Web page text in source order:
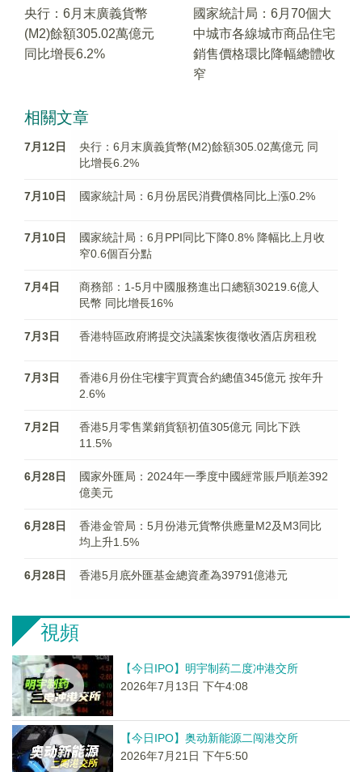
央行：6月末廣義貨幣
(M2)餘額305.02萬億元
同比增長6.2%
國家統計局：6月70個大
中城市各線城市商品住宅
銷售價格環比降幅總體收
窄
相關文章
7月12日
央行：6月末廣義貨幣(M2)餘額305.02萬億元 同
比增長6.2%
7月10日 國家統計局：6月份居民消費價格同比上漲0.2%
7月10日
國家統計局：6月PPI同比下降0.8% 降幅比上月收
窄0.6個百分點
7月4日
商務部：1-5月中國服務進出口總額30219.6億人
民幣 同比增長16%
7月3日 香港特區政府將提交決議案恢復徵收酒店房租稅
7月3日
香港6月份住宅樓宇買賣合約總值345億元 按年升
2.6%
7月2日
香港5月零售業銷貨額初值305億元 同比下跌
11.5%
6月28日
國家外匯局：2024年一季度中國經常賬戶順差392
億美元
6月28日
香港金管局：5月份港元貨幣供應量M2及M3同比
均上升1.5%
6月28日 香港5月底外匯基金總資產為39791億港元
視頻
【今日IPO】明宇制药二度冲港交所
2026年7月13日 下午4:08
【今日IPO】奥动新能源二闯港交所
2026年7月21日 下午5:50